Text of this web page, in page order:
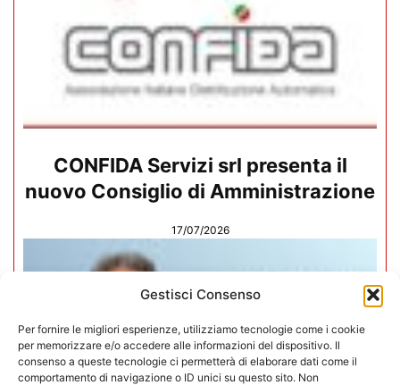
Gestisci Consenso
Per fornire le migliori esperienze, utilizziamo tecnologie come i cookie
per memorizzare e/o accedere alle informazioni del dispositivo. Il
consenso a queste tecnologie ci permetterà di elaborare dati come il
comportamento di navigazione o ID unici su questo sito. Non
CONFIDA Servizi srl presenta il
nuovo Consiglio di Amministrazione
17/07/2026